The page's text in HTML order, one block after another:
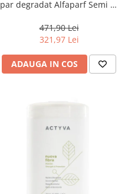
par degradat Alfaparf Semi di
Reparative, Salon Size
471,90 Lei
321,97 Lei
ADAUGA IN COS